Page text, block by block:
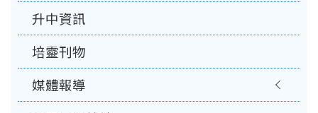
升中資訊
培靈刊物
媒體報導